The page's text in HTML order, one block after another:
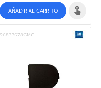
AÑADIR AL CARRITO
96837678GMC